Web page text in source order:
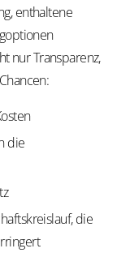
enthaltene
nur Transparenz,
die
die